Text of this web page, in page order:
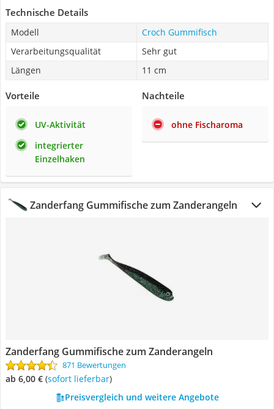
Technische Details
Modell
Croch Gummifisch
Verarbeitungsqualität
Sehr gut
Längen
11 cm
Vorteile
UV-Aktivität
integrierter
Einzelhaken
Nachteile
ohne Fischaroma
Zanderfang Gummifische zum Zanderangeln
Zanderfang Gummifische zum Zanderangeln
871 Bewertungen
ab 6,00 € ( Sofort lieferbar)
Preisvergleich und weitere Angebote